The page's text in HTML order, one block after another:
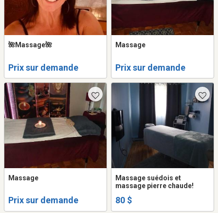
🌺Massage🌺
Prix sur demande
Massage
Prix sur demande
Massage
Prix sur demande
Massage suédois et
massage pierre chaude!
80 $